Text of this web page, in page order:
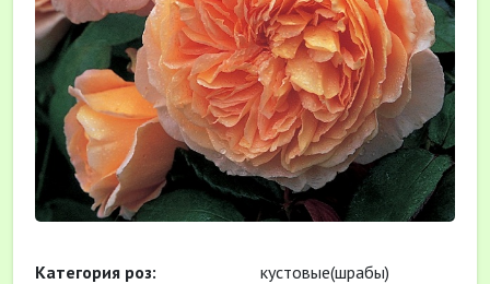
Категория роз:
кустовые(шрабы)